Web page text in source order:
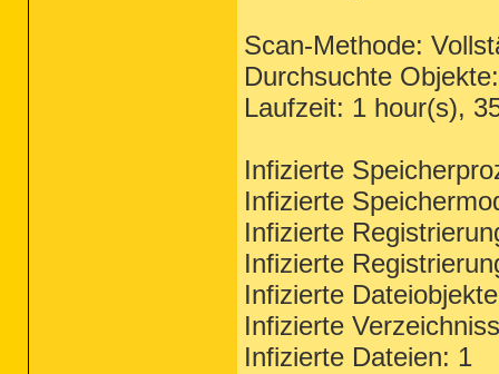
Scan-Methode:
Durchsuchte
Laufzeit: 1 hour(s),
Infizierte
Infizierte
Infizierte
Infizierte
Infizierte
Infizierte
Infizierte Dateien: 1